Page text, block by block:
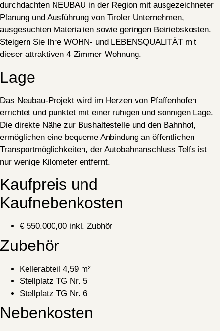
durchdachten NEUBAU in der Region mit ausgezeichneter
Planung und Ausführung von Tiroler Unternehmen,
ausgesuchten Materialien sowie geringen Betriebskosten.
Steigern Sie Ihre WOHN- und LEBENSQUALITÄT mit
dieser attraktiven 4-Zimmer-Wohnung.
Lage
Das Neubau-Projekt wird im Herzen von Pfaffenhofen
errichtet und punktet mit einer ruhigen und sonnigen Lage.
Die direkte Nähe zur Bushaltestelle und den Bahnhof,
ermöglichen eine bequeme Anbindung an öffentlichen
Transportmöglichkeiten, der Autobahnanschluss Telfs ist
nur wenige Kilometer entfernt.
Kaufpreis und
Kaufnebenkosten
€ 550.000,00 inkl. Zubhör
Zubehör
Kellerabteil 4,59 m²
Stellplatz TG Nr. 5
Stellplatz TG Nr. 6
Nebenkosten